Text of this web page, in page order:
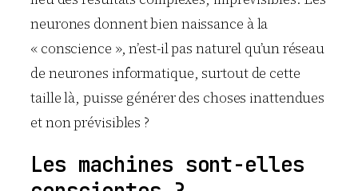
neurones donnent bien naissance à la
« conscience », n’est-il pas naturel qu’un réseau
de neurones informatique, surtout de cette
taille là, puisse générer des choses inattendues
et non prévisibles ?
Les machines sont-elles